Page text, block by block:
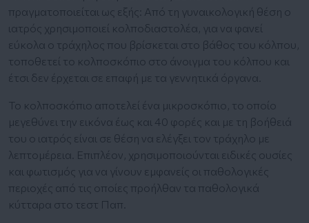
πραγματοποιείται ως εξής: Από τη γυναικολογική θέση ο
ιατρός χρησιμοποιεί κολποδιαστολέα, για να φανεί
εύκολα ο τράχηλος που βρίσκεται στο βάθος του κόλπου,
τοποθετεί το κολποσκόπιο στο άνοιγμα του κόλπου και
έτσι δεν έρχεται σε επαφή με τα γεννητικά όργανα.
Το κολποσκόπιο αποτελεί ένα μικροσκόπιο, το οποίο
μεγεθύνει την εικόνα έως και 40 φορές και με τη βοήθειά
του ο ιατρός είναι σε θέση να ελέγξει τον τράχηλο με
λεπτομέρεια. Επιπλέον, χρησιμοποιούνται ειδικές ουσίες
και φωτισμός για να γίνουν εμφανείς οι παθολογικές
περιοχές από τις οποίες προήλθαν τα παθολογικά
κύτταρα στο τεστ Παπ.